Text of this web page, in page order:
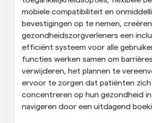
mobiele compatibiliteit en
bevestigingen op te nemen, creëren
gezondheidszorgverleners een
efficiënt systeem voor alle
functies werken samen om
verwijderen, het plannen te
ervoor te zorgen dat patiënten zich
concentreren op hun gezondheid in
navigeren door een uitdagend